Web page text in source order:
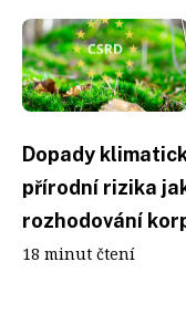
Dopady
přírodní rizika
rozhodování
18 minut čtení